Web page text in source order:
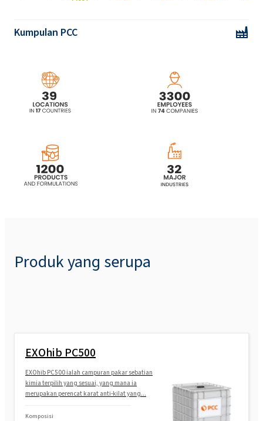
Kumpulan PCC
Produk yang serupa
EXOhib PC500
EXOhib PC500 ialah campuran pakar sebatian
kimia terpilih yang sesuai, yang mana ia
merupakan perencat karat anti-kilat yang...
Komposisi